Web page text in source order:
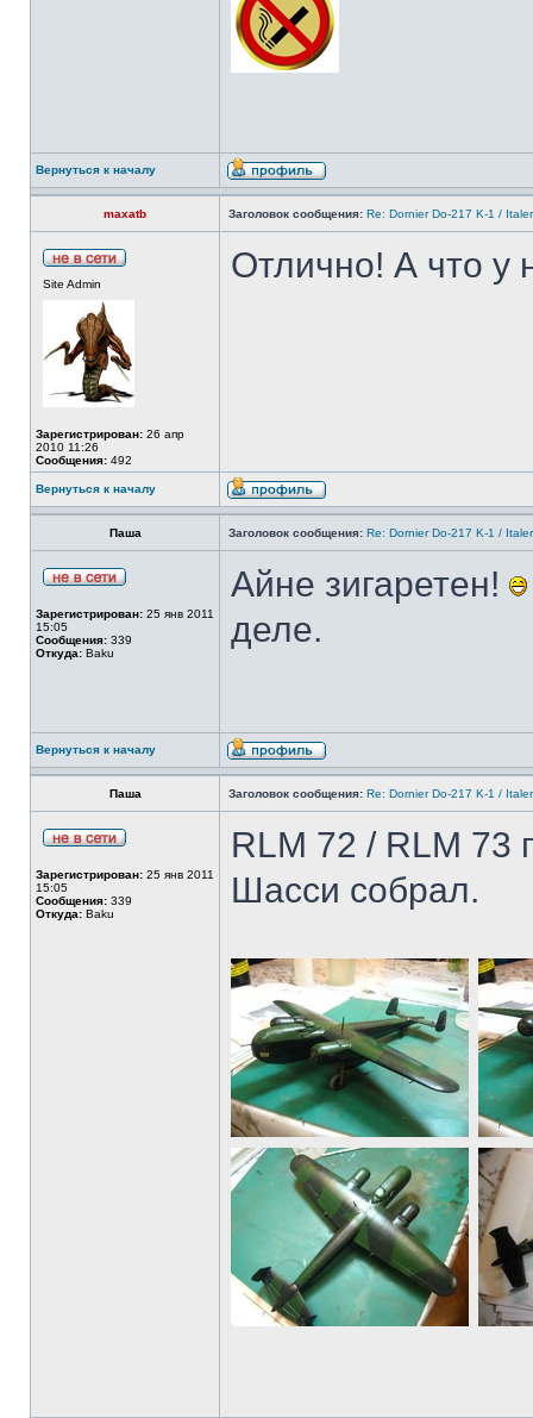
Вернуться к началу
maxatb Заголовок сообщения: Re: Dornier Do-217 K-1 /
Site Admin
Зарегистрирован: 26 апр
2010 11:26
Сообщения: 492
Отлично! А что у
Вернуться к началу
Паша Заголовок сообщения: Re: Dornier Do-217 K-1 /
Зарегистрирован: 25 янв 2011
15:05
Сообщения: 339
Откуда: Baku
Айне зигаретен!
деле.
Вернуться к началу
Паша Заголовок сообщения: Re: Dornier Do-217 K-1 /
Зарегистрирован: 25 янв 2011
15:05
Сообщения: 339
Откуда: Baku
RLM 72 / RLM
Шасси собрал.